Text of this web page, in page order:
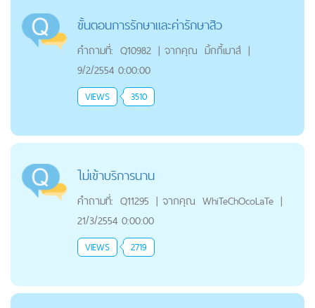
ขั้นตอนการรักษาและค่ารักษาสิว
คำถามที่: Q10982 | จากคุณ มิ้กกี้เมาส์ |
9/2/2554 0:00:00
VIEWS 3510
ไม่เข้าบริการนาน
คำถามที่: Q11295 | จากคุณ WhiTeChOcoLaTe |
21/3/2554 0:00:00
VIEWS 2719